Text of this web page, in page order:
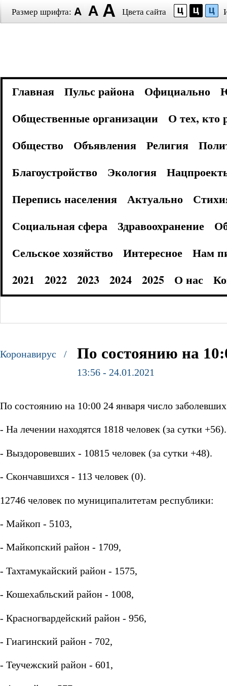
Размер шрифта: Цвета сайта
Главная Пульс района Официально
Общественные организации
О тех, кто
Общество
Объявления Религия
Благоустройство
Экология
Перепись населения
Актуально
Социальная сфера
Здравоохранение
Сельское хозяйство
Интересное
Нам
2021
2022 2023 2024 2025 О нас
Коронавирус / По состоянию на
13:56 - 24.01.2021
По состоянию на 10:00 24 января число
- На лечении находятся 1818 человек (за сутки +56).
- Выздоровевших - 10815 человек (за сутки +48).
- Скончавшихся - 113 человек (0).
12746 человек по муниципалитетам республики:
- Майкоп - 5103,
- Майкопский район - 1709,
- Тахтамукайский район - 1575,
- Кошехабльский район - 1008,
- Красногвардейский район - 956,
- Гиагинский район - 702,
- Теучежский район - 601,